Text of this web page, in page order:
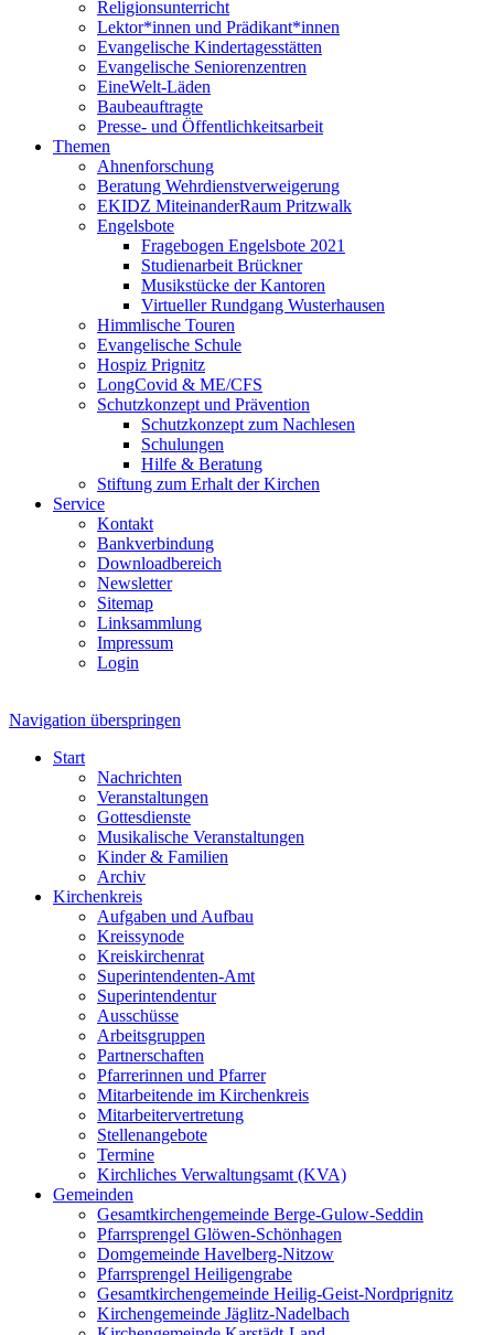
Religionsunterricht
Lektor*innen und Prädikant*innen
Evangelische Kindertagesstätten
Evangelische Seniorenzentren
EineWelt-Läden
Baubeauftragte
Presse- und Öffentlichkeitsarbeit
Themen
Ahnenforschung
Beratung Wehrdienstverweigerung
EKIDZ MiteinanderRaum Pritzwalk
Engelsbote
Fragebogen Engelsbote 2021
Studienarbeit Brückner
Musikstücke der Kantoren
Virtueller Rundgang Wusterhausen
Himmlische Touren
Evangelische Schule
Hospiz Prignitz
LongCovid & ME/CFS
Schutzkonzept und Prävention
Schutzkonzept zum Nachlesen
Schulungen
Hilfe & Beratung
Stiftung zum Erhalt der Kirchen
Service
Kontakt
Bankverbindung
Downloadbereich
Newsletter
Sitemap
Linksammlung
Impressum
Login
Navigation überspringen
Start
Nachrichten
Veranstaltungen
Gottesdienste
Musikalische Veranstaltungen
Kinder & Familien
Archiv
Kirchenkreis
Aufgaben und Aufbau
Kreissynode
Kreiskirchenrat
Superintendenten-Amt
Superintendentur
Ausschüsse
Arbeitsgruppen
Partnerschaften
Pfarrerinnen und Pfarrer
Mitarbeitende im Kirchenkreis
Mitarbeitervertretung
Stellenangebote
Termine
Kirchliches Verwaltungsamt (KVA)
Gemeinden
Gesamtkirchengemeinde Berge-Gulow-Seddin
Pfarrsprengel Glöwen-Schönhagen
Domgemeinde Havelberg-Nitzow
Pfarrsprengel Heiligengrabe
Gesamtkirchengemeinde Heilig-Geist-Nordprignitz
Kirchengemeinde Jäglitz-Nadelbach